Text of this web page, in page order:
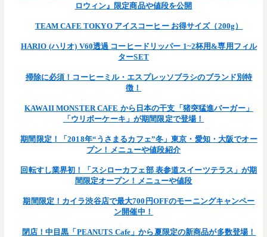
ロウィン』限定商品や値段を公開
TEAM CAFE TOKYO アイスコーヒー お得サイズ（200g）
HARIO (ハリオ) V60透過 コーヒードリッパー 1~2杯用&専用フィル
ターSET
掃除に必須！コーヒーミル・エスプレッソブラシのブランド別特
徴！
KAWAII MONSTER CAFE から日本の干支「猪突猛進バーガー」
「ウリボーケーキ」が期間限定で登場！
期間限定！「2018年“うさまるカフェ”冬」東京・愛知・大阪でオー
プン！メニューや値段紹介
回転すし業界初！「スシローカフェ部 表参道スイーツテラス」が期
間限定オープン！メニューや値段
期間限定！カイラ渋谷店で最大700円OFFのモーニングキャンペー
ン開催中！
閉店！中目黒「PEANUTS Cafe」から夏限定の新商品が多数登場！